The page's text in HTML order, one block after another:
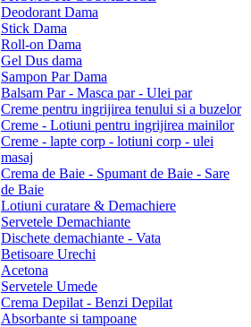
Deodorant Dama
Stick Dama
Roll-on Dama
Gel Dus dama
Sampon Par Dama
Balsam Par - Masca par - Ulei par
Creme pentru ingrijirea tenului si a buzelor
Creme - Lotiuni pentru ingrijirea mainilor
Creme - lapte corp - lotiuni corp - ulei
masaj
Crema de Baie - Spumant de Baie - Sare
de Baie
Lotiuni curatare & Demachiere
Servetele Demachiante
Dischete demachiante - Vata
Betisoare Urechi
Acetona
Servetele Umede
Crema Depilat - Benzi Depilat
Absorbante si tampoane